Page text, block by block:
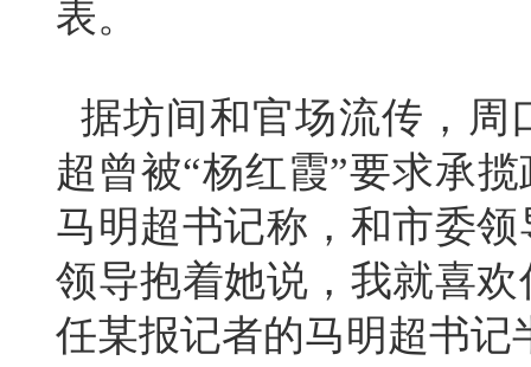
表。
据坊间和官场流传，周
超曾被“杨红霞”要求承
马明超书记称，和市委
领导抱着她说，我就喜
任某报记者的马明超书记